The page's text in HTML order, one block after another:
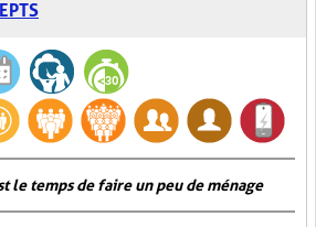
le temps de faire un peu de ménage